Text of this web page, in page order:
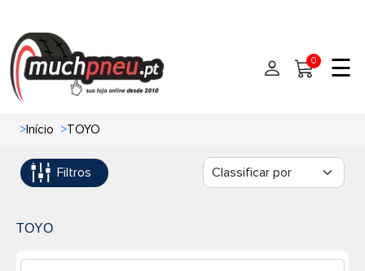
Início
Pneus
Pneus 4x4
Marcas
Oficinas de Pneus
0 ☰
>Início >TOYO
Filtros
TOYO